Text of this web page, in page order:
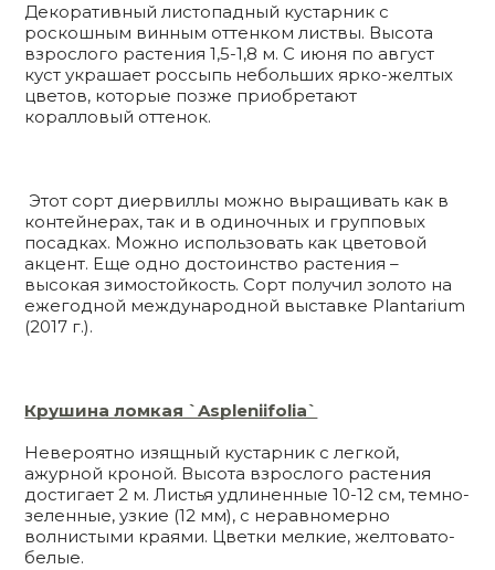
Декоративный листопадный кустарник с
роскошным винным оттенком листвы. Высота
взрослого растения 1,5-1,8 м. С июня по август
куст украшает россыпь небольших ярко-желтых
цветов, которые позже приобретают
коралловый оттенок.
Этот сорт диервиллы можно выращивать как в
контейнерах, так и в одиночных и групповых
посадках. Можно использовать как цветовой
акцент. Еще одно достоинство растения –
высокая зимостойкость. Сорт получил золото на
ежегодной международной выставке Plantarium
(2017 г.).
Крушина ломкая `Aspleniifolia`
Невероятно изящный кустарник с легкой,
ажурной кроной. Высота взрослого растения
достигает 2 м. Листья удлиненные 10-12 см, темно-
зеленные, узкие (12 мм), с неравномерно
волнистыми краями. Цветки мелкие, желтовато-
белые.